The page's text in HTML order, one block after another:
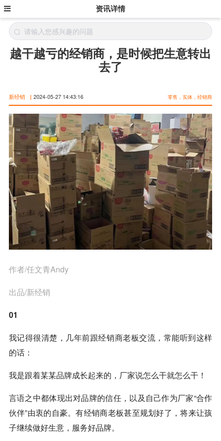
资讯详情
越干越亏的经销商，是时候把生意转出
去了
新经销 | 2024-05-27 14:43:16 零售，实体，经销商
作者/任文青Andy
出品/新经销
01
我记得很清楚，几年前跟经销商老板交流，常能听到这样
的话：
我是跟着某某品牌成长起来的，厂家说怎么干就怎么干！
言语之中都体现出对品牌的信任，以及自己作为厂家“合作
伙伴”由衷的自豪。有经销商老板甚至规划好了，将来让孩
子继续做好生意，服务好品牌。